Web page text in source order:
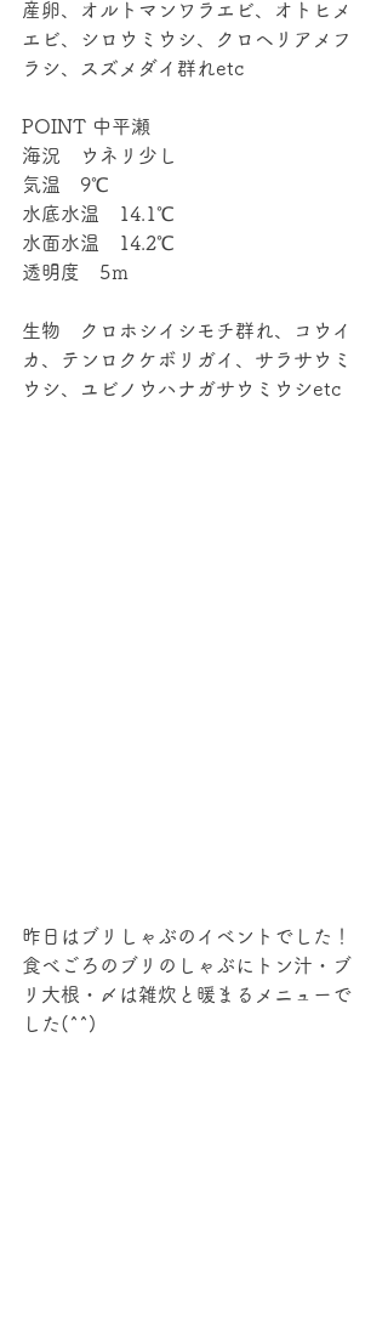
産卵、オルトマンワラエビ、オトヒメ
エビ、シロウミウシ、クロヘリアメフ
ラシ、スズメダイ群れetc
POINT 中平瀬
海況　ウネリ少し
気温　9℃
水底水温　14.1℃
水面水温　14.2℃
透明度　5ｍ
生物　クロホシイシモチ群れ、コウイ
カ、テンロクケボリガイ、サラサウミ
ウシ、ユビノウハナガサウミウシetc
昨日はブリしゃぶのイベントでした！
食べごろのブリのしゃぶにトン汁・ブ
リ大根・〆は雑炊と暖まるメニューで
した(^^)